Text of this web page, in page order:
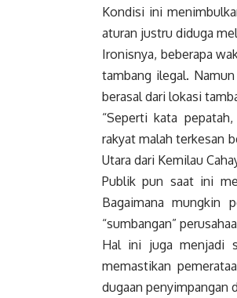
Kondisi ini
aturan justru diduga
Ironisnya, beberapa
tambang ilegal.
berasal dari lokasi
“Seperti kata
rakyat malah terkesan
Utara dari Kemilau
Publik pun saat ini
Bagaimana mungkin
“sumbangan”
Hal ini juga menjadi
memastikan
dugaan penyimpangan